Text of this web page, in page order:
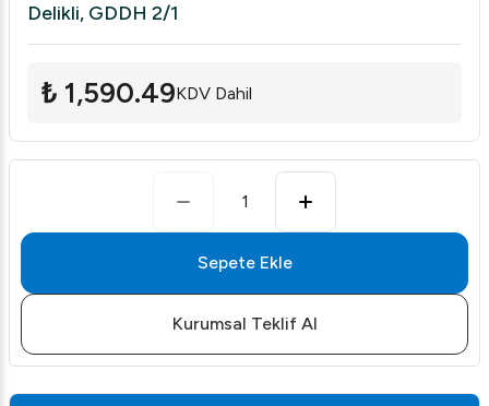
Delikli, GDDH 2/1
₺ 1,590.49KDV Dahil
1
Sepete Ekle
Kurumsal Teklif Al